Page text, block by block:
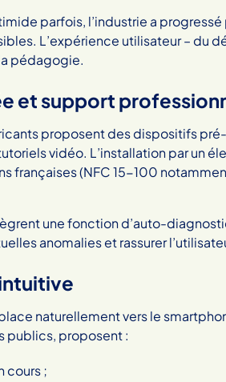
parfois, l’industrie a
L’expérience utilisateur – du
pédagogie.
et support
proposent des dispositifs
vidéo. L’installation par un
françaises (NFC 15-100
une fonction d’auto-
anomalies et rassurer
naturellement vers le
publics, proposent :
cours ;